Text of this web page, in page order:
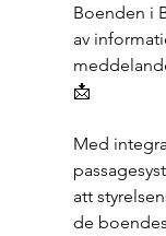
Boenden i
av
📩
Med
att
de